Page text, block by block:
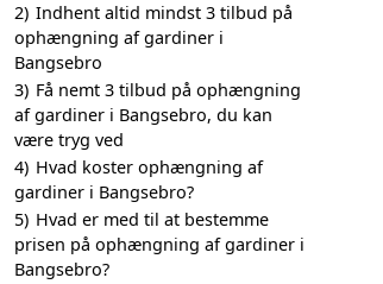
2) Indhent altid mindst 3 tilbud på
ophængning af gardiner i
Bangsebro
3) Få nemt 3 tilbud på ophængning
af gardiner i Bangsebro, du kan
være tryg ved
4) Hvad koster ophængning af
gardiner i Bangsebro?
5) Hvad er med til at bestemme
prisen på ophængning af gardiner i
Bangsebro?